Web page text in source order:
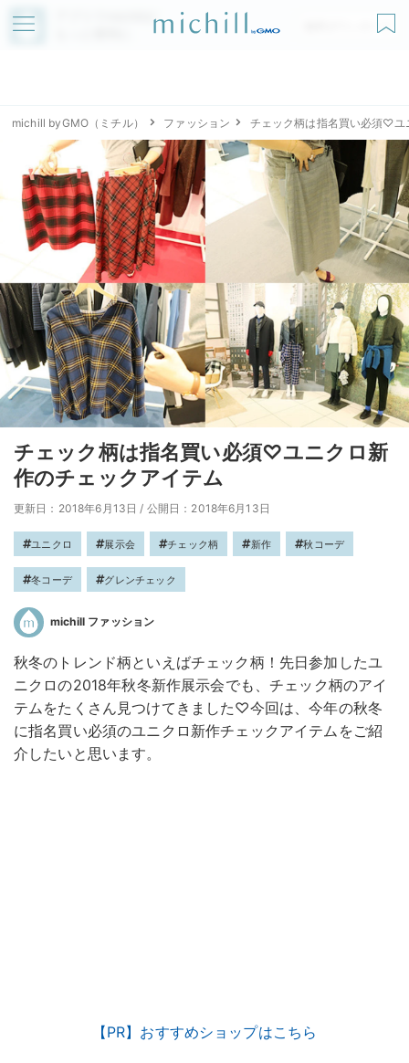
アプリでmichillが
無料ダウンロード
michill byGMO（ミチル） ファッション チェック柄は指名買い必須♡ユ
チェック柄は指名買い必須♡ユニクロ新
作のチェックアイテム
更新日：2018年6月13日 / 公開日：2018年6月13日
ユニクロ 展示会 チェック柄 新作 秋コーデ
冬コーデ グレンチェック
michill ファッション
秋冬のトレンド柄といえばチェック柄！先日参加したユ
ニクロの2018年秋冬新作展示会でも、チェック柄のアイ
テムをたくさん見つけてきました♡今回は、今年の秋冬
に指名買い必須のユニクロ新作チェックアイテムをご紹
介したいと思います。
【PR】おすすめショップはこちら